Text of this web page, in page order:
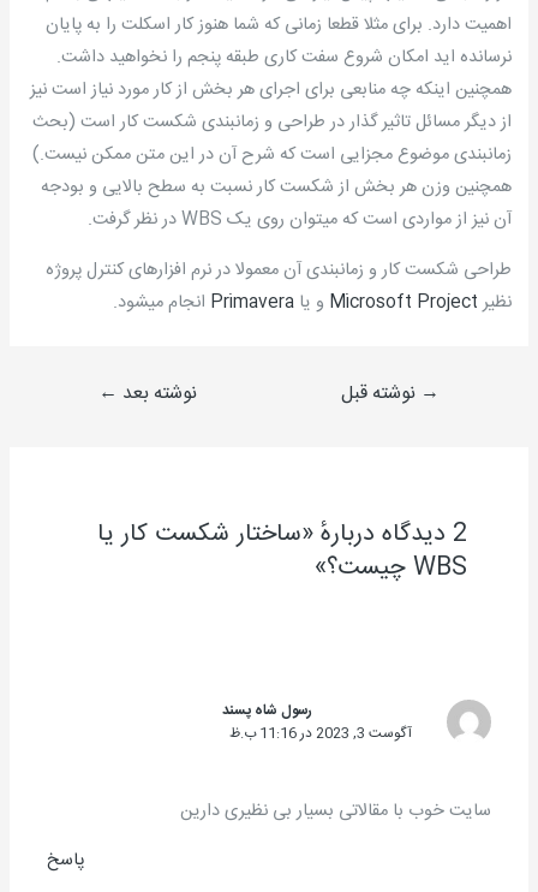
اهمیت دارد. برای مثلا قطعا زمانی که شما هنوز کار اسکلت را به پایان
نرسانده اید امکان شروع سفت کاری طبقه پنجم را نخواهید داشت.
همچنین اینکه چه منابعی برای اجرای هر بخش از کار مورد نیاز است نیز
از دیگر مسائل تاثیر گذار در طراحی و زمانبندی شکست کار است (بحث
زمانبندی موضوع مجزایی است که شرح آن در این متن ممکن نیست.)
همچنین وزن هر بخش از شکست کار نسبت به سطح بالایی و بودجه
آن نیز از مواردی است که میتوان روی یک WBS در نظر گرفت.
طراحی شکست کار و زمانبندی آن معمولا در نرم افزارهای کنترل پروژه
نظیر Microsoft Project و یاPrimavera انجام میشود.
→ نوشته قبل نوشته بعد ←
2 دیدگاه دربارهٔ «ساختار شکست کار یا
WBS چیست؟»
رسول شاه پسند
آگوست 3, 2023 در 11:16 ب.ظ
سایت خوب با مقالاتی بسیار بی نظیری دارین
پاسخ